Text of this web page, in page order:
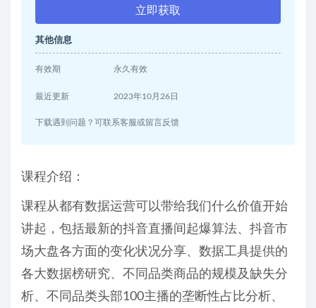
立即获取
其他信息
有效期 永久有效
最近更新 2023年10月26日
下载遇到问题？可联系客服或留言反馈
课程介绍：
课程从都有数据运营可以带给我们什么价值开始
讲起，包括最新的抖音直播间起爆算法、抖音市
场大盘各方面的变化状况分享、数据工具提供的
各大数据榜研究、不同品类商品的规模及缺失分
析、不同品类头部100主播的垄断性占比分析、